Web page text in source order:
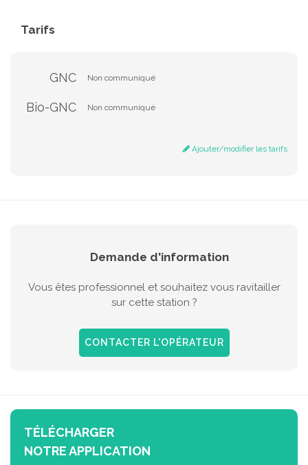
Tarifs
GNC Non communiqué
Bio-GNC Non communiqué
Ajouter/modifier les tarifs
Demande d'information
Vous êtes professionnel et souhaitez vous ravitailler
sur cette station ?
CONTACTER L'OPÉRATEUR
TÉLÉCHARGER
NOTRE APPLICATION